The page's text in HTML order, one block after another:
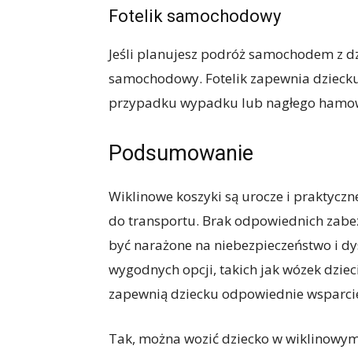
Fotelik samochodowy
Jeśli planujesz podróż samochodem z
samochodowy. Fotelik zapewnia
przypadku wypadku lub nagłego
Podsumowanie
Wiklinowe koszyki są urocze i
do transportu. Brak odpowiednich
być narażone na niebezpieczeństwo i
wygodnych opcji, takich jak wózek
zapewnią dziecku odpowiednie
Tak, można wozić dziecko w